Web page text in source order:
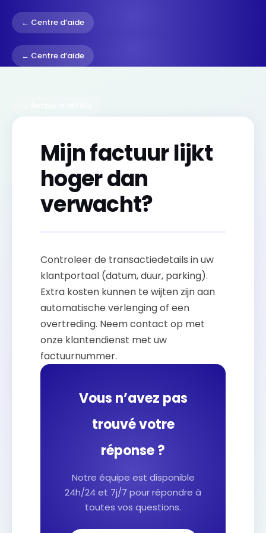
← Centre d’aide
← Centre d’aide
Mijn factuur lijkt
hoger dan
verwacht?
Controleer de transactiedetails in uw
klantportaal (datum, duur, parking).
Extra kosten kunnen te wijten zijn aan
automatische verlenging of een
overtreding. Neem contact op met
onze klantendienst met uw
factuurnummer.
Vous n’avez pas
trouvé votre
réponse ?
Notre équipe est disponible
24h/24 et 7j/7 pour répondre à
toutes vos questions.